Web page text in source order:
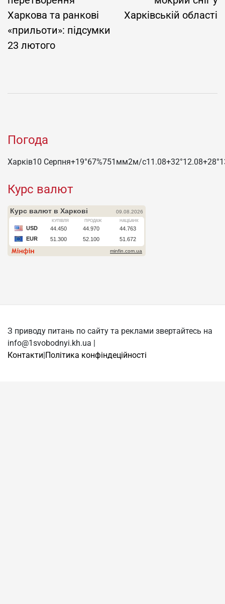
Харкова та ранкові
«прильоти»: підсумки
23 лютого
Харківській області
Погода
Харків10 Серпня+19°67%751 мм2м/c11.08+32°12.08+28°
Курс валют
З приводу питань по сайту та реклами звертайтесь на
info@1svobodnyi.kh.ua |
Контакти Політика конфіндеційності